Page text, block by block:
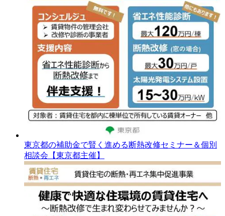
東京都の補助金で賢く進める断熱改修セミナー＆個別
相談会【東京都主催】